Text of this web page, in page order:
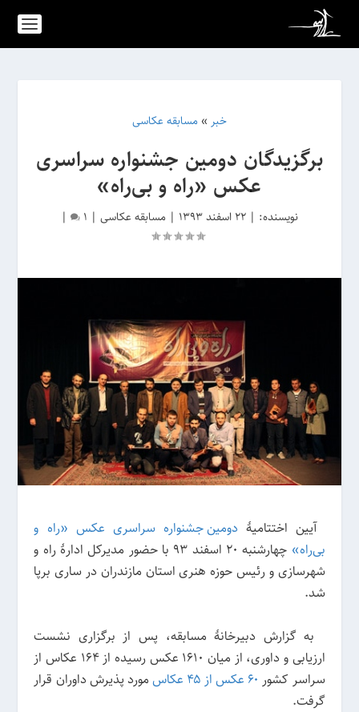
خبر » مسابقه عکاسی
برگزیدگان دومین جشنواره سراسری
عکس «راه و بی‌راه»
نویسنده: | 22 اسفند 1393 | مسابقه عکاسی |
1
|
آیین اختتامیهٔ دومین جشنواره سراسری عکس «راه و
بی‌راه»
چهارشنبه ۲۰ اسفند ۹۳ با حضور مدیرکل ادارهٔ راه و
شهرسازی و رئیس حوزه هنری استان مازندران در ساری برپا
شد.
به گزارش دبیرخانهٔ مسابقه، پس از برگزاری نشست
ارزیابی و داوری، از میان ۱۶۱۰ عکس رسیده از ۱۶۴ عکاس از
سراسر کشور ۶۰ عکس از ۴۵ عکاس
مورد پذیرش داوران قرار
گرفت.